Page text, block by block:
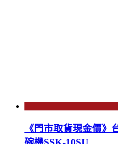
《門市取貨現金價》